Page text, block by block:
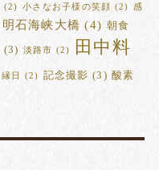
(2) 小さなお子様の笑顔 (2) 感
明石海峡大橋 (4) 朝食
(3) 淡路市 (2)
田中料
縁日 (2) 記念撮影 (3) 酸素